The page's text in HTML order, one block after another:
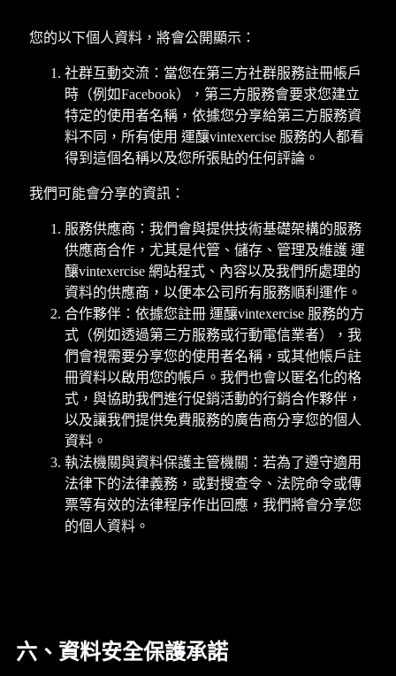
您的以下個人資料，將會公開顯示：
社群互動交流：當您在第三方社群服務註冊帳戶
時（例如Facebook），第三方服務會要求您建立
特定的使用者名稱，依據您分享給第三方服務資
料不同，所有使用 運釀vintexercise 服務的人都看
得到這個名稱以及您所張貼的任何評論。
我們可能會分享的資訊：
服務供應商：我們會與提供技術基礎架構的服務
供應商合作，尤其是代管、儲存、管理及維護 運
釀vintexercise 網站程式、內容以及我們所處理的
資料的供應商，以便本公司所有服務順利運作。
合作夥伴：依據您註冊 運釀vintexercise 服務的方
式（例如透過第三方服務或行動電信業者），我
們會視需要分享您的使用者名稱，或其他帳戶註
冊資料以啟用您的帳戶。我們也會以匿名化的格
式，與協助我們進行促銷活動的行銷合作夥伴，
以及讓我們提供免費服務的廣告商分享您的個人
資料。
執法機關與資料保護主管機關：若為了遵守適用
法律下的法律義務，或對搜查令、法院命令或傳
票等有效的法律程序作出回應，我們將會分享您
的個人資料。
六、資料安全保護承諾